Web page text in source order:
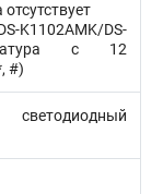
K1102AMK/DS-
с 12
#)
светодиодный